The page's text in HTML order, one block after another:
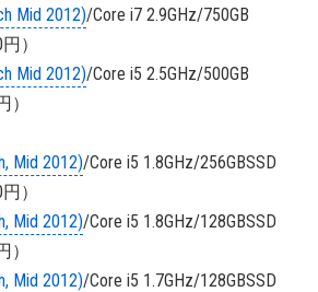
Mid 2012)/Core i7 2.9GHz/750GB
）
Mid 2012)/Core i5 2.5GHz/500GB
）
Mid 2012)/Core i5 1.8GHz/256GBSSD
）
Mid 2012)/Core i5 1.8GHz/128GBSSD
）
Mid 2012)/Core i5 1.7GHz/128GBSSD